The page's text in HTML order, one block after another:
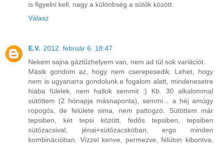
is figyelni kell, nagy a különbség a sütők között.
Válasz
E.V. 2012. február 6. 18:47
Nekem sajna gáztűzhelyem van, nem ad túl sok variációt.
Másik gondom az, hogy nem cserepesedik. Lehet, hogy
nem is ugyanarra gondolunk e fogalom alatt, mindenesetre
hiába fülelek, nem hallok semmit :) Kb. 30 alkalommal
sütöttem (2 hónapja másnaponta), semmi... a héj amúgy
ropogós, de felülete sima, nem pattogzó. Sütöttem már
tepsiben, két tepsi között, fedős tepsiben, tepsiben
sütőzacsival, jénai+sütőzacskóban, ergo minden
kombinációban. Vízzel kenve, permezve, félúton kibontva,